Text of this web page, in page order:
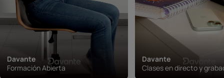
Davante
Formación Abierta
Davante
Clases en directo y